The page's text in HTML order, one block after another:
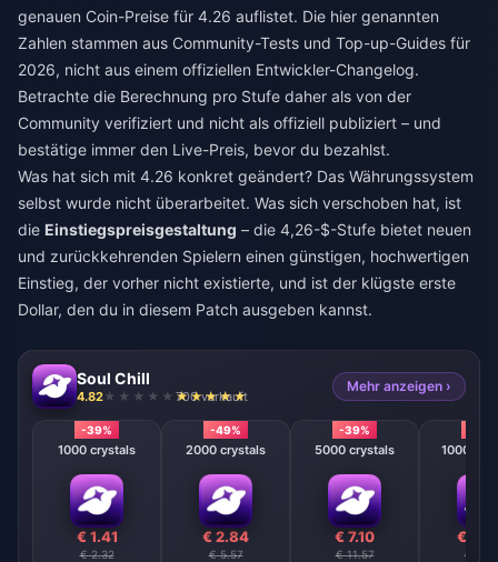
genauen Coin-Preise für 4.26 auflistet. Die hier genannten
Zahlen stammen aus Community-Tests und Top-up-Guides für
2026, nicht aus einem offiziellen Entwickler-Changelog.
Betrachte die Berechnung pro Stufe daher als von der
Community verifiziert und nicht als offiziell publiziert – und
bestätige immer den Live-Preis, bevor du bezahlst.
Was hat sich mit 4.26 konkret geändert? Das Währungssystem
selbst wurde nicht überarbeitet. Was sich verschoben hat, ist
die Einstiegspreisgestaltung – die 4,26-$-Stufe bietet neuen
und zurückkehrenden Spielern einen günstigen, hochwertigen
Einstieg, der vorher nicht existierte, und ist der klügste erste
Dollar, den du in diesem Patch ausgeben kannst.
Soul Chill
4.82 700 verkauft
Mehr anzeigen ›
-39%
1000 crystals
€ 1.41
€ 2.32
-49%
2000 crystals
€ 2.84
€ 5.57
-39%
5000 crystals
€ 7.10
€ 11.57
10000
€
€